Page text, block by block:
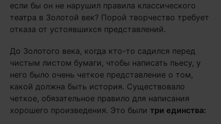
если бы он не нарушил правила классического
театра в Золотой век? Порой творчество требует
отказа от устоявшихся представлений.
До Золотого века, когда кто-то садился перед
чистым листом бумаги, чтобы написать пьесу, у
него было очень четкое представление о том,
какой должна быть история. Существовало
четкое, обязательное правило для написания
хорошего произведения. Это были три единства: